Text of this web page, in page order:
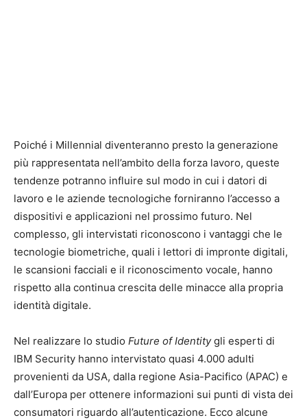
Poiché i Millennial diventeranno presto la generazione
più rappresentata nell’ambito della forza lavoro, queste
tendenze potranno influire sul modo in cui i datori di
lavoro e le aziende tecnologiche forniranno l’accesso a
dispositivi e applicazioni nel prossimo futuro. Nel
complesso, gli intervistati riconoscono i vantaggi che le
tecnologie biometriche, quali i lettori di impronte digitali,
le scansioni facciali e il riconoscimento vocale, hanno
rispetto alla continua crescita delle minacce alla propria
identità digitale.
Nel realizzare lo studio Future of Identitygli esperti di
IBM Security hanno intervistato quasi 4.000 adulti
provenienti da USA, dalla regione Asia-Pacifico (APAC) e
dall’Europa per ottenere informazioni sui punti di vista dei
consumatori riguardo all’autenticazione. Ecco alcune